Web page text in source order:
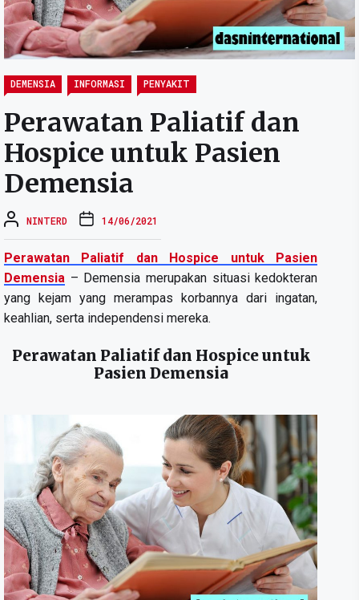
DEMENSIA INFORMASI PENYAKIT
Perawatan Paliatif dan
Hospice untuk Pasien
Demensia
NINTERD 14/06/2021
Perawatan Paliatif dan Hospice untuk Pasien
Demensia – Demensia merupakan situasi kedokteran
yang kejam yang merampas korbannya dari ingatan,
keahlian, serta independensi mereka.
Perawatan Paliatif dan Hospice untuk
Pasien Demensia